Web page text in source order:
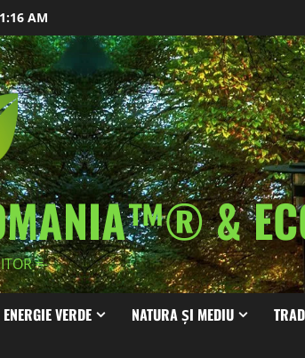
AM
&
=-
ENERGIE VERDE NATURA ȘI MEDIU